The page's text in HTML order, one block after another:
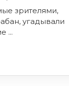
зрителями,
угадывали
...